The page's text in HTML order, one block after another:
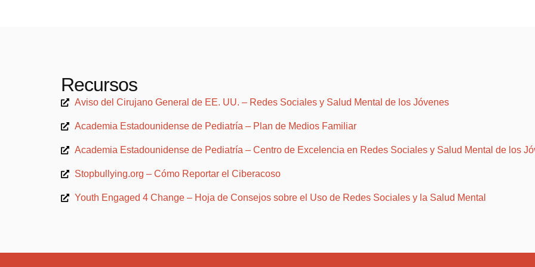
Recursos
Aviso del Cirujano General de EE. UU. – Redes Sociales y Salud Mental de los Jóvenes
Academia Estadounidense de Pediatría – Plan de Medios Familiar
Academia Estadounidense de Pediatría – Centro de Excelencia en Redes Sociales y Salud Mental de los
Stopbullying.org – Cómo Reportar el Ciberacoso
Youth Engaged 4 Change – Hoja de Consejos sobre el Uso de Redes Sociales y la Salud Mental